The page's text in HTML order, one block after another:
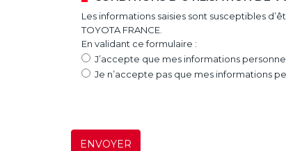
Les informations saisies sont susceptibles
TOYOTA FRANCE.
En validant ce formulaire :
J’accepte que mes informations
Je n’accepte pas que mes informations
ENVOYER